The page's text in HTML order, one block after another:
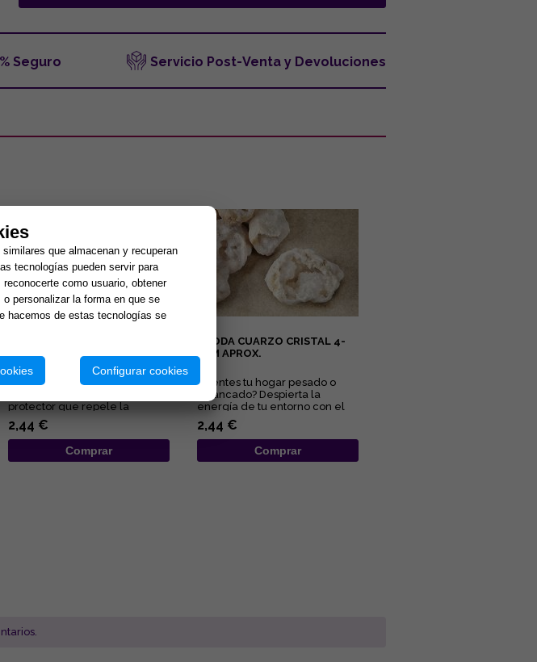
Seguro Servicio Post-Venta y Devoluciones
BRUTO ENVUELTO EN
ALAMBRE 2X3CM
El colgante ojo de tigre en
protector que repele la
negatividad, potencia la fuerza
de ...
2,44 €
Comprar
GEODA CUARZO CRISTAL 4-
6CM APROX.
¿Sientes tu hogar pesado o
estancado? Despierta la
energía de tu entorno con el
sanador maestro de la
naturale...
2,44 €
Comprar
que almacenan y recuperan
tecnologías pueden servir para
como usuario, obtener
personalizar la forma en que se
hacemos de estas tecnologías se
Configurar cookies